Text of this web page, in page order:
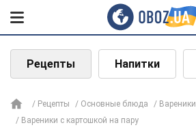
Рецепты Напитки
Рецепты Основные блюда
Вареники
Вареники с картошкой на пару